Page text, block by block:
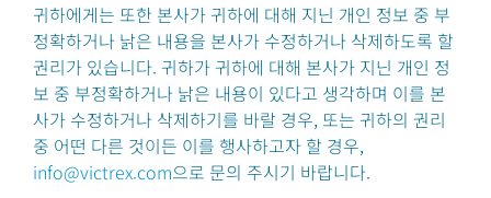
귀하에게는 또한 본사가 귀하에 대해 지닌 개인 정보 중 부
정확하거나 낡은 내용을 본사가 수정하거나 삭제하도록 할
권리가 있습니다. 귀하가 귀하에 대해 본사가 지닌 개인 정
보 중 부정확하거나 낡은 내용이 있다고 생각하며 이를 본
사가 수정하거나 삭제하기를 바랄 경우, 또는 귀하의 권리
중 어떤 다른 것이든 이를 행사하고자 할 경우,
info@victrex.com으로 문의 주시기 바랍니다.